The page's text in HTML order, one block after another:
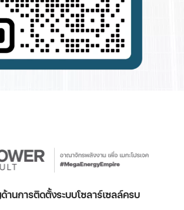
านการติดตั้งระบบโซลาร์เซลล์ครบ